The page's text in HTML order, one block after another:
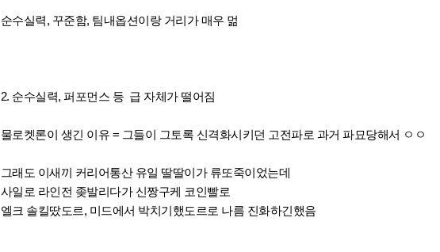
순수실력, 꾸준함, 팀내옵션이랑 거리가 매우 멂
2. 순수실력, 퍼포먼스 등 급 자체가 떨어짐
물로켓론이 생긴 이유 = 그들이 그토록 신격화시키던 고전파로 과거 파묘당해서 ㅇㅇ
그래도 이새끼 커리어통산 유일 딸딸이가 류또죽이었는데
사일로 라인전 좆발리다가 신짱구케 코인빨로
엘크 솔킬땄도르, 미드에서 박치기했도르로 나름 진화하긴했음